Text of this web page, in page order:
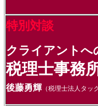
特別対談
クライアントへ
税理士事務
後藤勇輝 （税理士法人タ